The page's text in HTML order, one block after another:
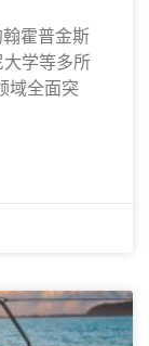
霍普金斯
大学等多所
域全面突